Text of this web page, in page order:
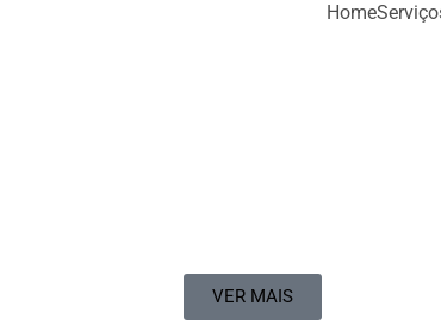
Home
VER MAIS